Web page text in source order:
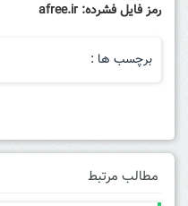
رمز فایل فشرده: afree.ir
برچسب ها :
مطالب مرتبط